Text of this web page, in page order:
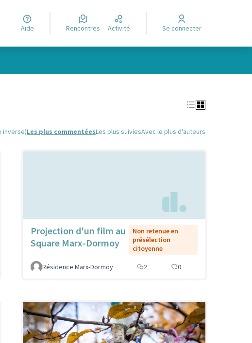
Aide Rencontres Activité Se connecter
inverse)Les plus commentéesLes plus suiviesAvec le plus d'auteurs
Projection d'un film au
Square Marx-Dormoy
Non retenue en
présélection
citoyenne
Résidence Marx-Dormoy 2 0